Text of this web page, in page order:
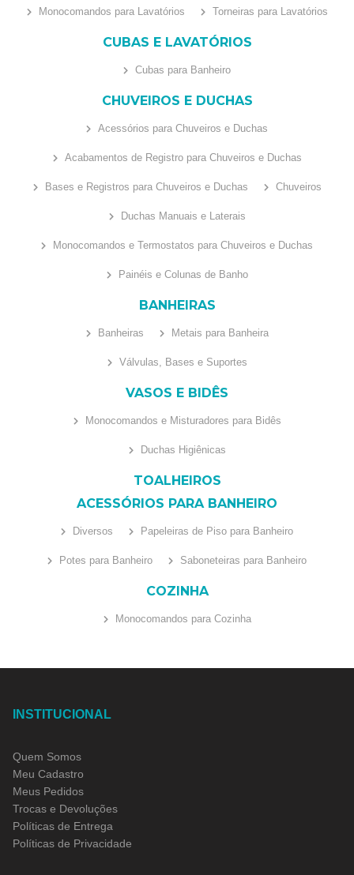
Monocomandos para Lavatórios Torneiras para Lavatórios
CUBAS E LAVATÓRIOS
Cubas para Banheiro
CHUVEIROS E DUCHAS
Acessórios para Chuveiros e Duchas
Acabamentos de Registro para Chuveiros e Duchas
Bases e Registros para Chuveiros e Duchas Chuveiros
Duchas Manuais e Laterais
Monocomandos e Termostatos para Chuveiros e Duchas
Painéis e Colunas de Banho
BANHEIRAS
Banheiras Metais para Banheira
Válvulas, Bases e Suportes
VASOS E BIDÊS
Monocomandos e Misturadores para Bidês
Duchas Higiênicas
TOALHEIROS
ACESSÓRIOS PARA BANHEIRO
Diversos Papeleiras de Piso para Banheiro
Potes para Banheiro Saboneteiras para Banheiro
COZINHA
Monocomandos para Cozinha
INSTITUCIONAL
Quem Somos
Meu Cadastro
Meus Pedidos
Trocas e Devoluções
Políticas de Entrega
Políticas de Privacidade